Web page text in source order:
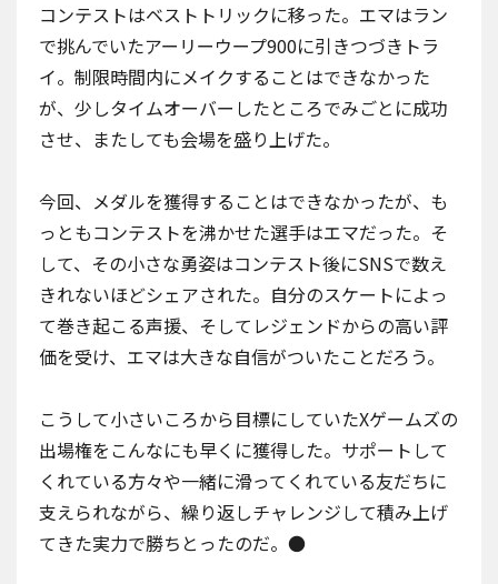
コンテストはベストトリックに移った。エマはラン
で挑んでいたアーリーウープ900に引きつづきトラ
イ。制限時間内にメイクすることはできなかった
が、少しタイムオーバーしたところでみごとに成功
させ、またしても会場を盛り上げた。
今回、メダルを獲得することはできなかったが、も
っともコンテストを沸かせた選手はエマだった。そ
して、その小さな勇姿はコンテスト後にSNSで数え
きれないほどシェアされた。自分のスケートによっ
て巻き起こる声援、そしてレジェンドからの高い評
価を受け、エマは大きな自信がついたことだろう。
こうして小さいころから目標にしていたXゲームズの
出場権をこんなにも早くに獲得した。サポートして
くれている方々や一緒に滑ってくれている友だちに
支えられながら、繰り返しチャレンジして積み上げ
てきた実力で勝ちとったのだ。●